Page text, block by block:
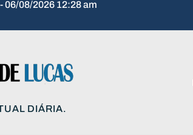
06/08/2026 12:28 am
DIÁRIA.